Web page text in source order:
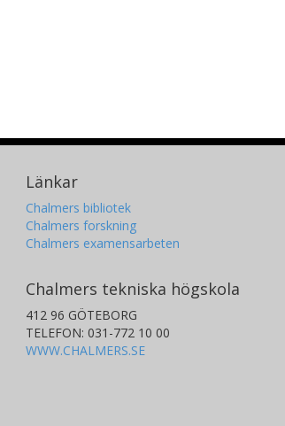
Länkar
Chalmers bibliotek
Chalmers forskning
Chalmers examensarbeten
Chalmers tekniska högskola
412 96 GÖTEBORG
TELEFON: 031-772 10 00
WWW.CHALMERS.SE